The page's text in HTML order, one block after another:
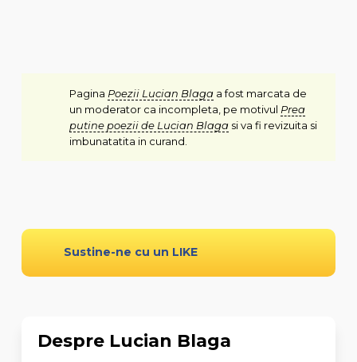
Pagina Poezii Lucian Blagaa fost marcata de
un moderator ca incompleta, pe motivul Prea
putine poezii de Lucian Blagasi va fi revizuita si
imbunatatita in curand.
Sustine-ne cu un LIKE
Despre Lucian Blaga